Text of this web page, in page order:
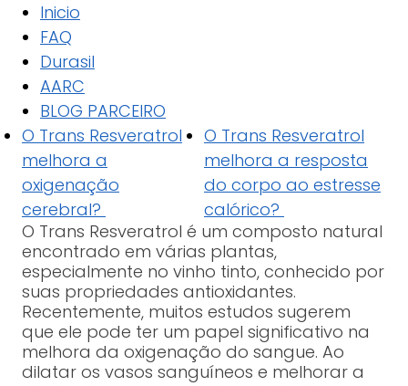
Inicio
FAQ
Durasil
AARC
BLOG PARCEIRO
O Trans Resveratrol
melhora a
oxigenação
cerebral?
O Trans Resveratrol
melhora a resposta
do corpo ao estresse
calórico?
O Trans Resveratrol é um composto natural
encontrado em várias plantas,
especialmente no vinho tinto, conhecido por
suas propriedades antioxidantes.
Recentemente, muitos estudos sugerem
que ele pode ter um papel significativo na
melhora da oxigenação do sangue. Ao
dilatar os vasos sanguíneos e melhorar a